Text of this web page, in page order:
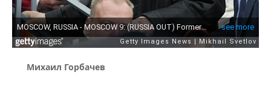
Михаил Горбачев